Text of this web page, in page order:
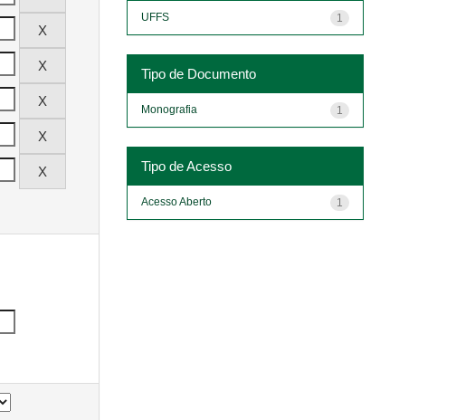
1
UFFS
Tipo de Documento
1
Monografia
Tipo de Acesso
1
Acesso Aberto